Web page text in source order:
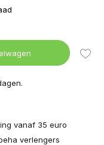
vanaf 35 euro
verlengers